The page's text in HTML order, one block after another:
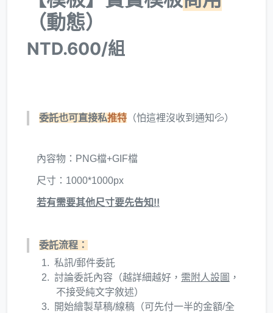
（動態）
NTD.600/組
委託也可直接私推特 （怕這裡沒收到通知💦）
內容物：PNG檔+GIF檔
尺寸：1000*1000px
若有需要其他尺寸要先告知!!
委託流程：
私訊/郵件委託
討論委託內容（越詳細越好， 需附人設圖 ，
不接受純文字敘述）
開始繪製草稿/線稿（可先付一半的金額/全